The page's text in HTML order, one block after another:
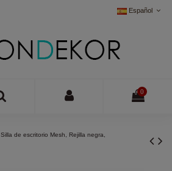
Español
0
Silla de escritorio Mesh, Rejilla negra,